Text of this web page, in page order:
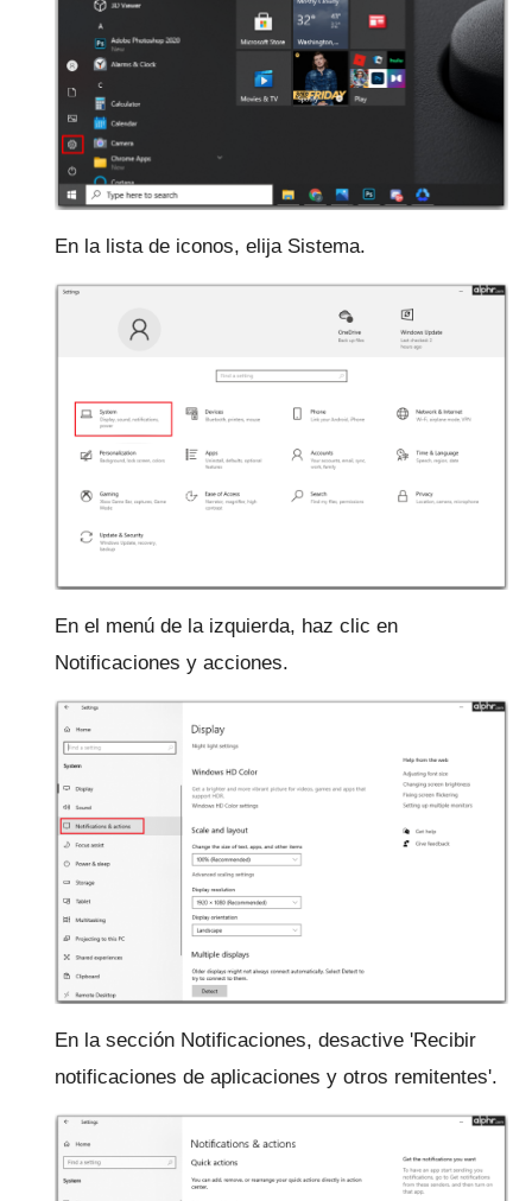
En la lista de iconos, elija Sistema.
En el menú de la izquierda, haz clic en
Notificaciones y acciones.
En la sección Notificaciones, desactive 'Recibir
notificaciones de aplicaciones y otros remitentes'.